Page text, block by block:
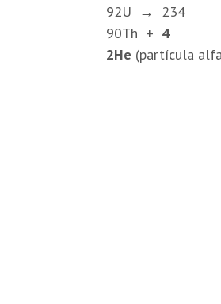
92U → 234
90Th + 4
2He (partícula